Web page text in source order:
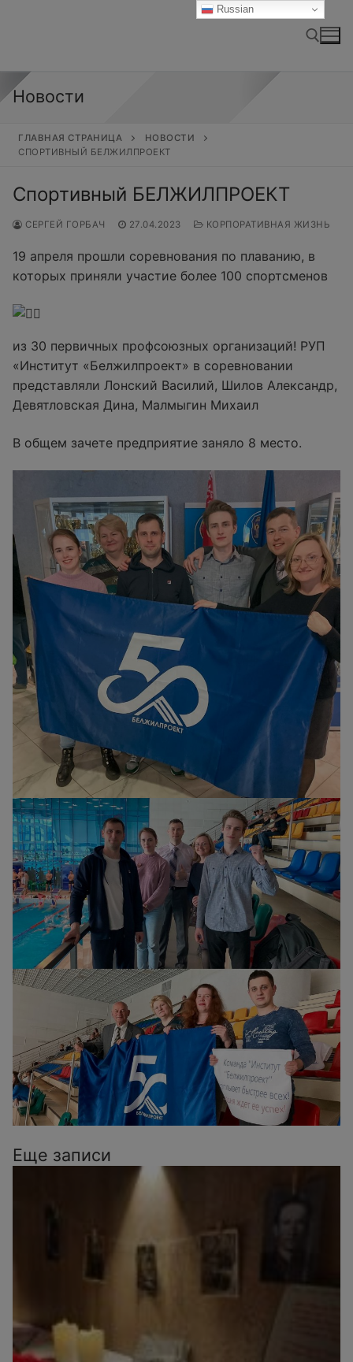
Новости
ГЛАВНАЯ СТРАНИЦА
НОВОСТИ
СПОРТИВНЫЙ БЕЛЖИЛПРОЕКТ
Спортивный БЕЛЖИЛПРОЕКТ
СЕРГЕЙ ГОРБАЧ 27.04.2023 КОРПОРАТИВНАЯ ЖИЗНЬ
19 апреля прошли соревнования по плаванию, в
которых приняли участие более 100 спортсменов
из 30 первичных профсоюзных организаций! РУП
«Институт «Белжилпроект» в соревновании
представляли Лонский Василий, Шилов Александр,
Девятловская Дина, Малмыгин Михаил
В общем зачете предприятие заняло 8 место.
Еще записи
Russian